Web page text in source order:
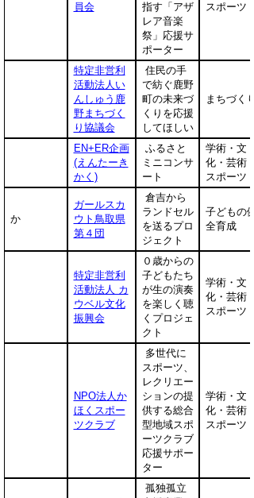
員会
指す「アザ
レア音楽
祭」応援サ
ポーター
スポーツ
特定非営利
活動法人い
んしゅう鹿
野まちづく
り協議会
住民の手
で紡ぐ鹿野
町の未来づ
くりを応援
してほしい
まちづくり
EN+ER企画
(えんたーき
かく)
ふるさと
ミニコンサ
ート
学術・文
化・芸術・
スポーツ
か
ガールスカ
ウト鳥取県
第４団
倉吉から
ランドセル
を送るプロ
ジェクト
子どもの健
全育成
特定非営利
活動法人 カ
ウベル文化
振興会
０歳からの
子どもたち
が生の演奏
を楽しく聴
くプロジェ
クト
学術・文
化・芸術・
スポーツ
NPO法人か
ほくスポー
ツクラブ
多世代に
スポーツ、
レクリエー
ションの提
供する総合
型地域スポ
ーツクラブ
応援サポー
ター
学術・文
化・芸術・
スポーツ
孤独孤立